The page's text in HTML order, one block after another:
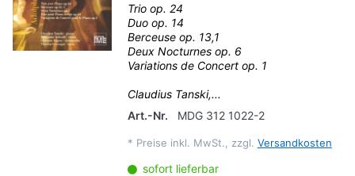
Trio op. 24
Duo op. 14
Berceuse op. 13,1
Deux Nocturnes op. 6
Variations de Concert op. 1
Claudius Tanski,...
Art.-Nr.
MDG 312 1022-2
* Preise inkl. MwSt., zzgl. Versandkosten
sofort lieferbar